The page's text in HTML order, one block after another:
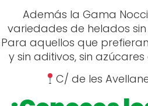
Además la Gama
variedades de helados
Para aquellos que
y sin aditivos, sin
C/ de les